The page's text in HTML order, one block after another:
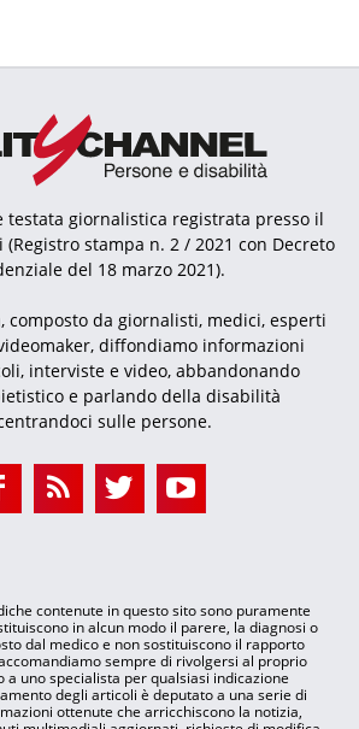
testata giornalistica registrata presso il
stampa n. 2 / 2021 con Decreto
del 18 marzo 2021).
composto da giornalisti, medici, esperti
diffondiamo informazioni
interviste e video, abbandonando
e parlando della disabilità
sulle persone.
contenute in questo sito sono puramente
in alcun modo il parere, la diagnosi o
dal medico e non sostituiscono il rapporto
sempre di rivolgersi al proprio
a uno specialista per qualsiasi indicazione
degli articoli è deputato a una serie di
ottenute che arricchiscono la notizia,